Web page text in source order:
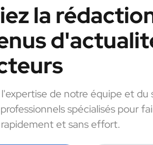
la
de notre équipe et du
spécialisés pour
et sans effort.